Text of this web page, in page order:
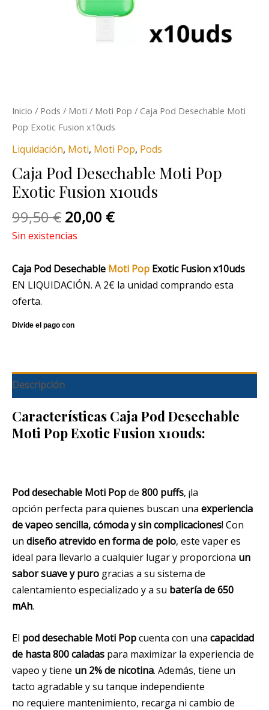
Inicio / Pods / Moti / Moti Pop / Caja Pod Desechable Moti
Pop Exotic Fusion x10uds
Liquidación, Moti, Moti Pop, Pods
Caja Pod Desechable Moti Pop
Exotic Fusion x10uds
99,50€ 20,00 €
Sin existencias
Caja Pod Desechable Moti Pop Exotic Fusion x10uds
EN LIQUIDACIÓN. A 2€ la unidad comprando esta
oferta.
Descripción
Características Caja Pod Desechable
Moti Pop Exotic Fusion x10uds:
Pod desechable Moti Popde 800 puffs, ¡la
opción perfecta para quienes buscan una experiencia
de vapeo sencilla, cómoda y sin complicaciones! Con
un diseño atrevido en forma de polo, este vaper es
ideal para llevarlo a cualquier lugar y proporciona un
sabor suave y puro gracias a su sistema de
calentamiento especializado y a su batería de 650
mAh.
El pod desechable Moti Popcuenta con una capacidad
de hasta 800 caladas para maximizar la experiencia de
vapeo y tiene un 2% de nicotina. Además, tiene un
tacto agradable y su tanque independiente
no requiere mantenimiento, recarga ni cambio de